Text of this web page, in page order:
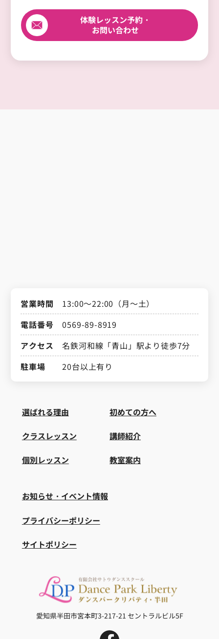
体験レッスン予約・
お問い合わせ
営業時間
13:00～22:00（月～土）
電話番号
0569-89-8919
アクセス
名鉄河和線「青山」駅より徒歩7分
駐車場
20台以上有り
選ばれる理由
クラスレッスン
個別レッスン
初めての方へ
講師紹介
教室案内
お知らせ・イベント情報
プライバシーポリシー
サイトポリシー
愛知県半田市宮本町3-217-21 セントラルビル5F